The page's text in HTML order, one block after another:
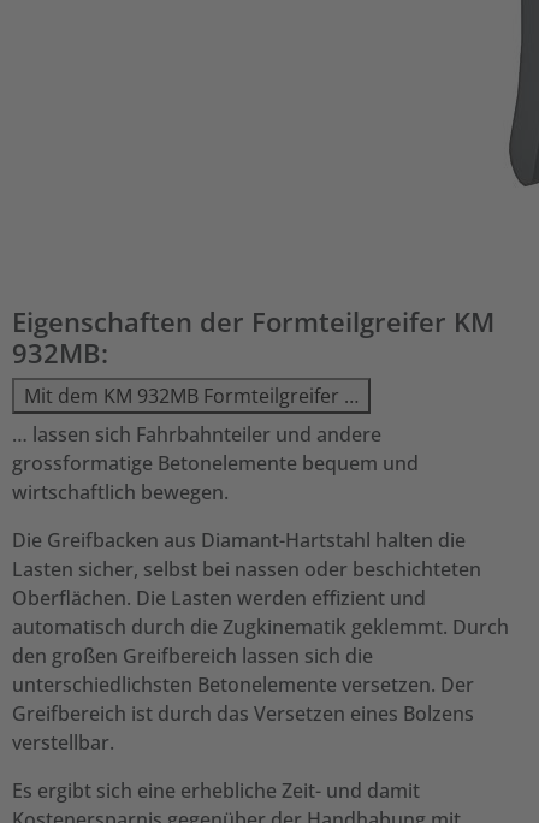
Eigenschaften der Formteilgreifer KM
932MB:
Mit dem KM 932MB Formteilgreifer …
… lassen sich Fahrbahnteiler und andere
grossformatige Betonelemente bequem und
wirtschaftlich bewegen.
Die Greifbacken aus Diamant-Hartstahl halten die
Lasten sicher, selbst bei nassen oder beschichteten
Oberflächen. Die Lasten werden effizient und
automatisch durch die Zugkinematik geklemmt. Durch
den großen Greifbereich lassen sich die
unterschiedlichsten Betonelemente versetzen. Der
Greifbereich ist durch das Versetzen eines Bolzens
verstellbar.
Es ergibt sich eine erhebliche Zeit- und damit